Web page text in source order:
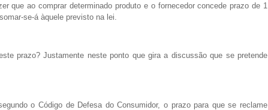
que ao comprar determinado produto e o fornecedor concede prazo de 1
se-á àquele previsto na lei.
prazo? Justamente neste ponto que gira a discussão que se pretende
o Código de Defesa do Consumidor, o prazo para que se reclame